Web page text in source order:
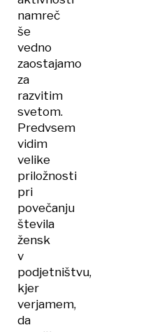
namreč
še
vedno
zaostajamo
za
razvitim
svetom.
Predvsem
vidim
velike
priložnosti
pri
povečanju
števila
žensk
v
podjetništvu,
kjer
verjamem,
da